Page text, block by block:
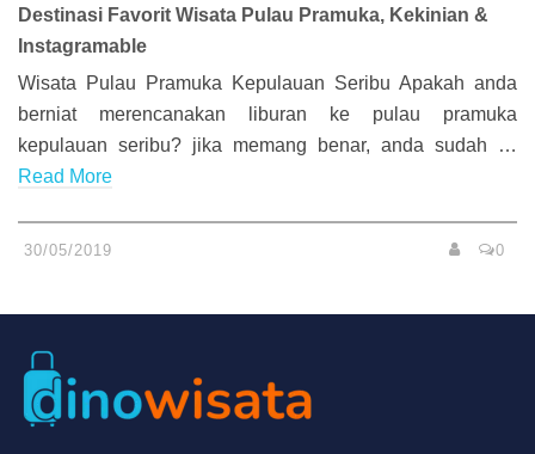
Destinasi Favorit Wisata Pulau Pramuka, Kekinian &
Instagramable
Wisata Pulau Pramuka Kepulauan Seribu Apakah anda
berniat merencanakan liburan ke pulau pramuka
kepulauan seribu? jika memang benar, anda sudah …
Read More
30/05/2019 0